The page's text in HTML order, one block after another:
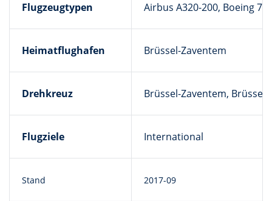
Stand 2017-09
Flugzeugtypen Airbus A320-200, Boeing
Heimatflughafen Brüssel-Zaventem
Drehkreuz Brüssel-Zaventem,
Flugziele International